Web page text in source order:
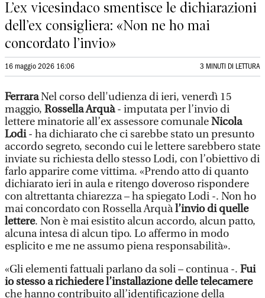
L’ex vicesindaco smentisce le dichiarazioni
dell’ex consigliera: «Non ne ho mai
concordato l’invio»
16 maggio 2026 16:06 3 MINUTI DI LETTURA
FerraraNel corso dell'udienza di ieri, venerdì 15
maggio, Rossella Arquà- imputata per l’invio di
lettere minatorie all’ex assessore comunaleNicola
Lodi- ha dichiarato che ci sarebbe stato un presunto
accordo segreto, secondo cui le lettere sarebbero state
inviate su richiesta dello stesso Lodi, con l’obiettivo di
farlo apparire come vittima. «Prendo atto di quanto
dichiarato ieri in aula e ritengo doveroso rispondere
con altrettanta chiarezza – ha spiegato Lodi -. Non ho
mai concordato con Rossella Arquàl’invio di quelle
lettere. Non è mai esistito alcun accordo, alcun patto,
alcuna intesa di alcun tipo. Lo affermo in modo
esplicito e me ne assumo piena responsabilità».
«Gli elementi fattuali parlano da soli – continua -. Fui
io stesso a richiedere l’installazione delle telecamere
che hanno contribuito all’identificazione della